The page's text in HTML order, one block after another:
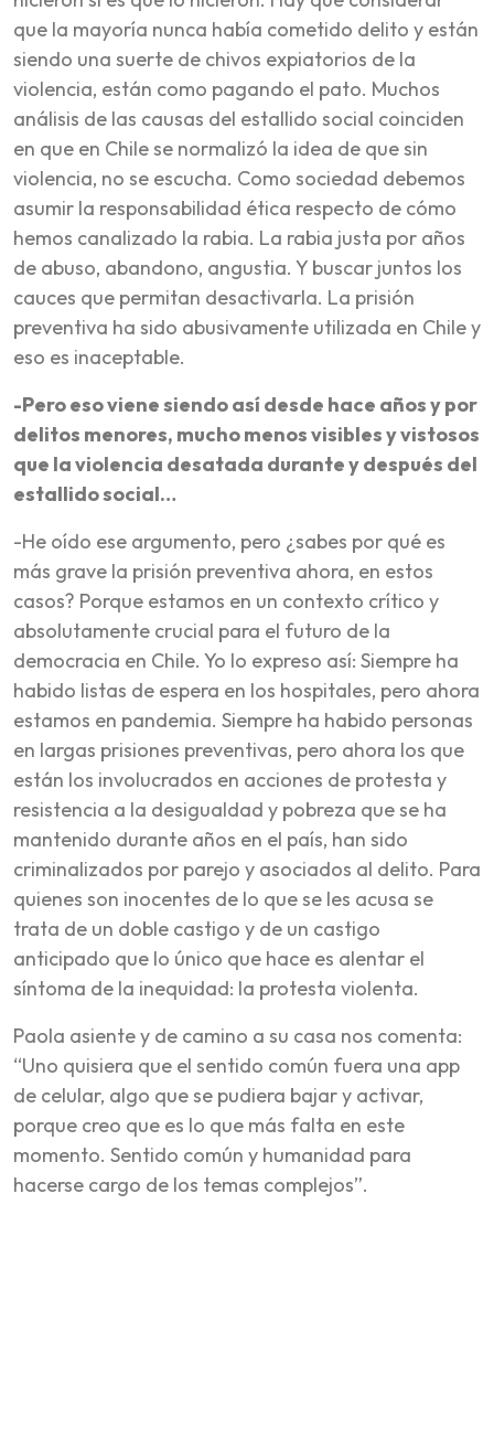
que la mayoría nunca había cometido delito y están
siendo una suerte de chivos expiatorios de la
violencia, están como pagando el pato. Muchos
análisis de las causas del estallido social coinciden
en que en Chile se normalizó la idea de que sin
violencia, no se escucha. Como sociedad debemos
asumir la responsabilidad ética respecto de cómo
hemos canalizado la rabia. La rabia justa por años
de abuso, abandono, angustia. Y buscar juntos los
cauces que permitan desactivarla. La prisión
preventiva ha sido abusivamente utilizada en Chile y
eso es inaceptable.
-Pero eso viene siendo así desde hace años y por
delitos menores, mucho menos visibles y vistosos
que la violencia desatada durante y después del
estallido social…
-He oído ese argumento, pero ¿sabes por qué es
más grave la prisión preventiva ahora, en estos
casos? Porque estamos en un contexto crítico y
absolutamente crucial para el futuro de la
democracia en Chile. Yo lo expreso así: Siempre ha
habido listas de espera en los hospitales, pero ahora
estamos en pandemia. Siempre ha habido personas
en largas prisiones preventivas, pero ahora los que
están los involucrados en acciones de protesta y
resistencia a la desigualdad y pobreza que se ha
mantenido durante años en el país, han sido
criminalizados por parejo y asociados al delito. Para
quienes son inocentes de lo que se les acusa se
trata de un doble castigo y de un castigo
anticipado que lo único que hace es alentar el
síntoma de la inequidad: la protesta violenta.
Paola asiente y de camino a su casa nos comenta:
“Uno quisiera que el sentido común fuera una app
de celular, algo que se pudiera bajar y activar,
porque creo que es lo que más falta en este
momento. Sentido común y humanidad para
hacerse cargo de los temas complejos”.